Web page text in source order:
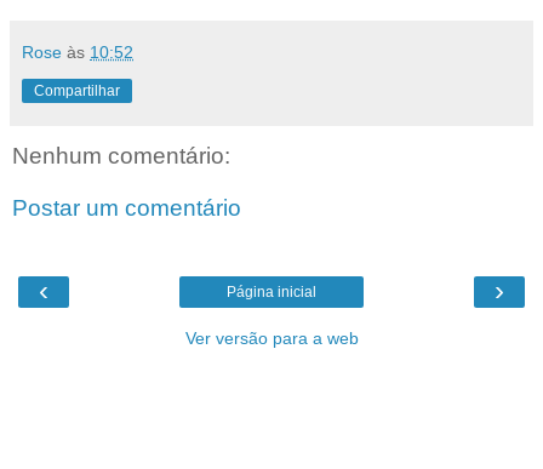
Rose às 10:52
Compartilhar
Nenhum comentário:
Postar um comentário
‹ ›
Página inicial
Ver versão para a web